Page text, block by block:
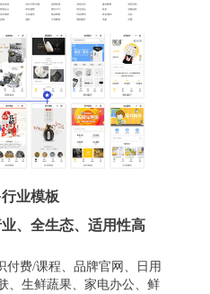
业模板
、全生态、适用性高
付费/课程、品牌官网、日用
、生鲜蔬果、家电办公、鲜